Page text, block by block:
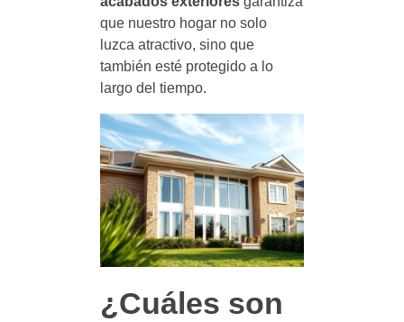
que nuestro hogar no solo
luzca atractivo, sino que
también esté protegido a lo
largo del tiempo.
¿Cuáles son